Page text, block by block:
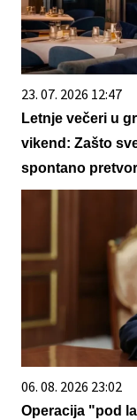
23. 07. 2026 12:47
Letnje večeri u
vikend: Zašto
spontano
06. 08. 2026 23:02
Operacija "pod